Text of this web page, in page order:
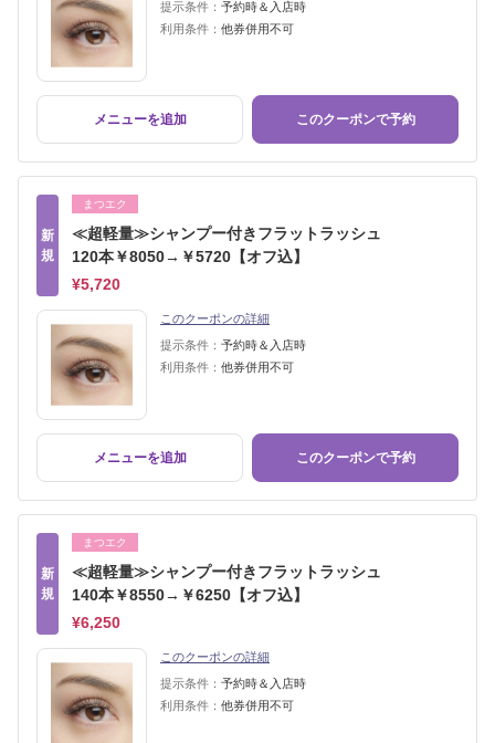
提示条件： 予約時＆入店時
利用条件： 他券併用不可
メニューを追加 このクーポンで予約
新
規
まつエク
≪超軽量≫シャンプー付きフラットラッシュ
120本￥8050→￥5720【オフ込】
¥5,720
このクーポンの詳細
提示条件： 予約時＆入店時
利用条件： 他券併用不可
メニューを追加 このクーポンで予約
新
規
まつエク
≪超軽量≫シャンプー付きフラットラッシュ
140本￥8550→￥6250【オフ込】
¥6,250
このクーポンの詳細
提示条件： 予約時＆入店時
利用条件： 他券併用不可